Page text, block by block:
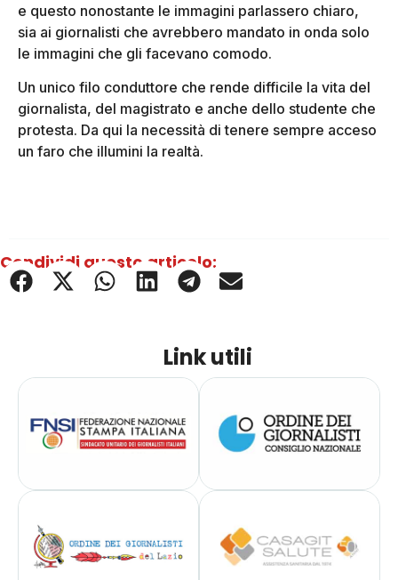
e questo nonostante le immagini parlassero chiaro,
sia ai giornalisti che avrebbero mandato in onda solo
le immagini che gli facevano comodo.
Un unico filo conduttore che rende difficile la vita del
giornalista, del magistrato e anche dello studente che
protesta. Da qui la necessità di tenere sempre acceso
un faro che illumini la realtà.
Condividi questo articolo:
Link utili